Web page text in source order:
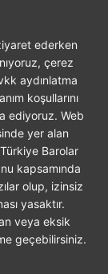
ederken
çerez
aydınlatma
koşullarını
ediyoruz. Web
yer alan
Barolar
kapsamında
olup, izinsiz
yasaktır.
veya eksik
geçebilirsiniz.